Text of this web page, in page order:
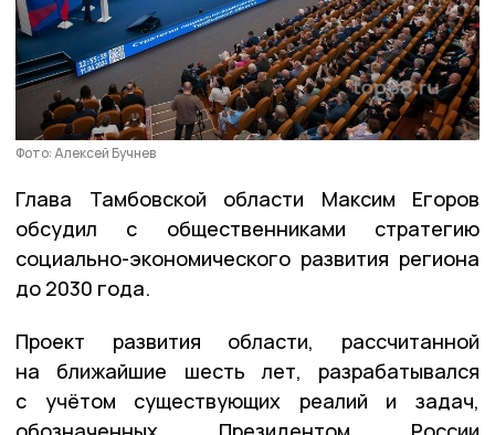
Фото: Алексей Бучнев
Глава Тамбовской области Максим Егоров
обсудил с общественниками стратегию
социально-экономического развития региона
до 2030 года.
Проект развития области, рассчитанной
на ближайшие шесть лет, разрабатывался
с учётом существующих реалий и задач,